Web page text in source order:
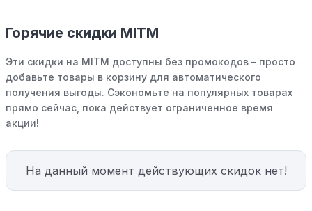
Горячие скидки MITM
Эти скидки на MITM доступны без промокодов – просто
добавьте товары в корзину для автоматического
получения выгоды. Сэкономьте на популярных товарах
прямо сейчас, пока действует ограниченное время
акции!
На данный момент действующих скидок нет!